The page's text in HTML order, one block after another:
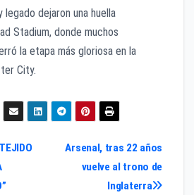
dejaron una huella
Stadium, donde muchos
la etapa más gloriosa en la
City.
Arsenal, tras 22 años
vuelve al trono de
Inglaterra